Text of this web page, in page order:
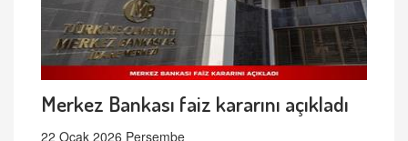
Merkez Bankası faiz kararını açıkladı
22 Ocak 2026 Perşembe